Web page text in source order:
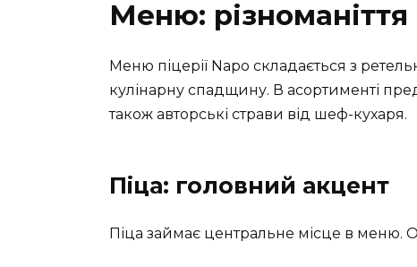
Меню: різноманіття
Меню піцерії Napo складається з
кулінарну спадщину. В асортименті
також авторські страви від шеф-кухаря.
Піца: головний акцент
Піца займає центральне місце в меню.